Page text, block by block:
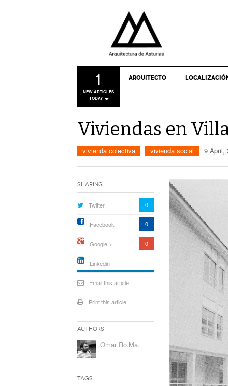
1
NEW ARTICLES
TODAY
ARQUITECTO
Viviendas en
vivienda colectiva vivienda social 9 April,
Sharing
Twitter 0
Facebook 0
Google + 0
Linkedin
icon[type=linkedin-bug]
Email this article
Print this article
Authors
Omar Ro.Ma.
Tags